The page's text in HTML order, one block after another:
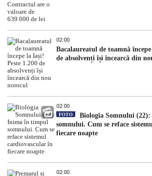
02:00
Bacalaureatul de toamnă
de absolvenți își încearcă din
02:00
FOTO
Biologia Somnului
somnului. Cum se reface
fiecare noapte
02:00